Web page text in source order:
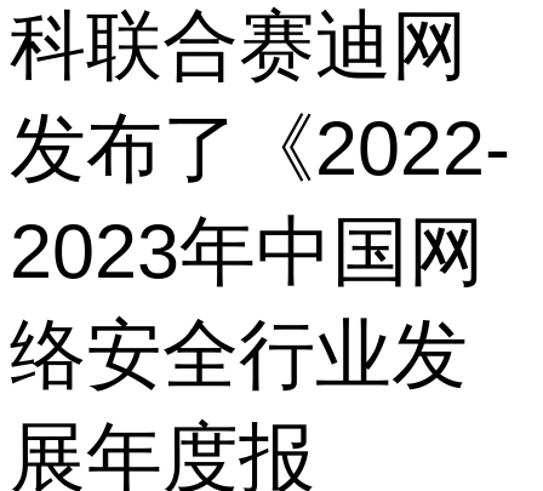
科联合赛迪网
发布了《2022-
2023年中国网
络安全行业发
展年度报